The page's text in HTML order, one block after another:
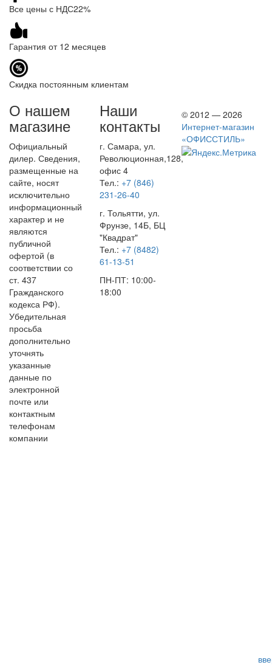
Все цены с НДС22%
Гарантия от 12 месяцев
Скидка постоянным клиентам
О нашем
магазине
Официальный
дилер. Сведения,
размещенные на
сайте, носят
исключительно
информационный
характер и не
являются
публичной
офертой (в
соответствии со
ст. 437
Гражданского
кодекса РФ).
Убедительная
просьба
дополнительно
уточнять
указанные
данные по
электронной
почте или
контактным
телефонам
компании
Наши
контакты
г. Самара, ул.
Революционная,128,
офис 4
Тел.: +7 (846)
231-26-40
г. Тольятти, ул.
Фрунзе, 14Б, БЦ
"Квадрат"
Тел.: +7 (8482)
61-13-51
ПН-ПТ: 10:00-
18:00
© 2012 — 2026
Интернет-магазин
«ОФИССТИЛЬ»